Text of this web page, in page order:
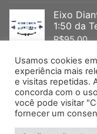
Eixo
1:50 da
R$95,00
Arpra – Minimac -
Conrad -IMC –
– IVECO – Miniatura
Direitos autorais_
Usamos cookies
experiência mais
e visitas repetidas.
concorda com o
você pode visitar
fornecer um